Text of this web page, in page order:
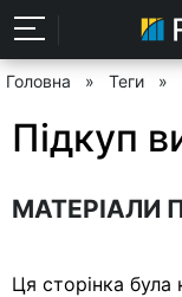
Головна » Теги »
Підкуп
МАТЕРІАЛИ
Ця сторінка була